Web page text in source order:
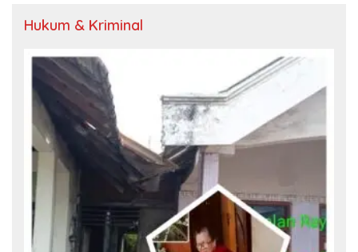
Hukum & Kriminal